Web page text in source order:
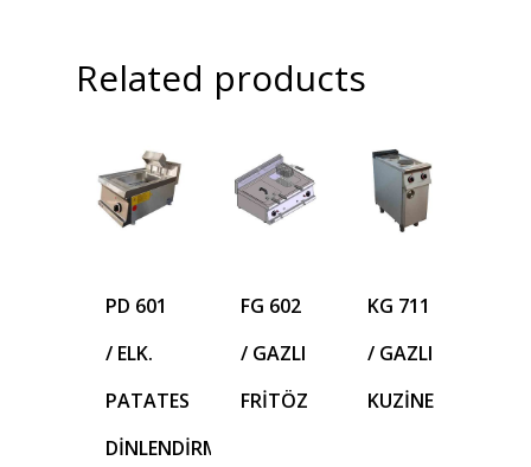
Related products
PD 601
/ ELK.
PATATES
DİNLENDİRME
FG 602
/ GAZLI
FRİTÖZ
KG 711
/ GAZLI
KUZİNE